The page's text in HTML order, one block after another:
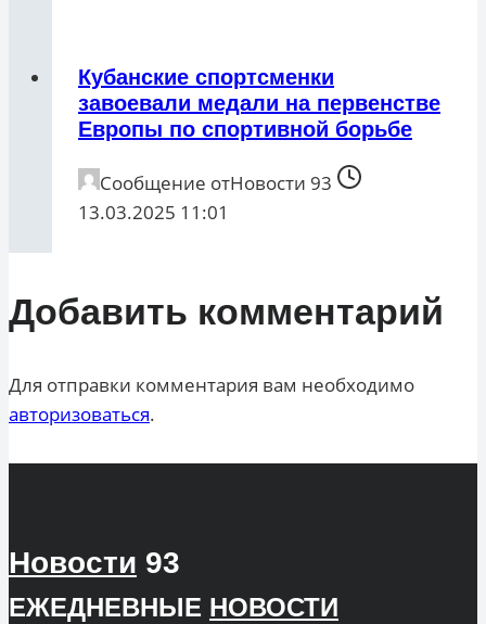
Кубанские спортсменки
завоевали медали на первенстве
Европы по спортивной борьбе
Сообщение отНовости 93
13.03.2025 11:01
Добавить комментарий
Для отправки комментария вам необходимо
авторизоваться.
Новости 93
ЕЖЕДНЕВНЫЕ НОВОСТИ